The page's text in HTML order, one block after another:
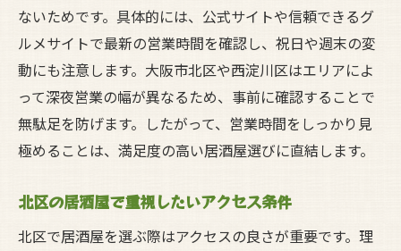
深夜の居酒屋で外せないグルメ体験とは
居酒屋利用者が重視する深夜メニュー事情
深夜におすすめの居酒屋グルメ活用法
お腹も心も満たす居酒屋の深夜サービス
深夜グルメで居酒屋を選ぶポイントまとめ
快適な深夜居酒屋を見極めるポイントとは
居酒屋選びで注目したい店内環境の工夫
ないためです。具体的には、公式サイトや信頼できるグ
ルメサイトで最新の営業時間を確認し、祝日や週末の変
動にも注意します。大阪市北区や西淀川区はエリアによ
って深夜営業の幅が異なるため、事前に確認することで
無駄足を防げます。したがって、営業時間をしっかり見
極めることは、満足度の高い居酒屋選びに直結します。
北区の居酒屋で重視したいアクセス条件
北区で居酒屋を選ぶ際はアクセスの良さが重要です。理